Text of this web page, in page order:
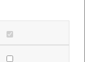
Dr. Wolfgang
Zoom
zulassen
Cookies zulassen